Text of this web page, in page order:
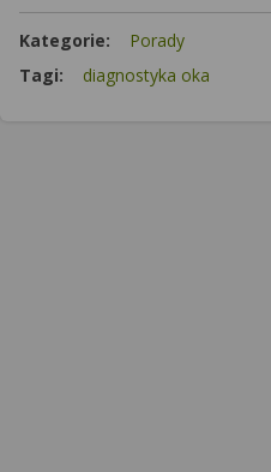
Kategorie:
Porady
Tagi:
diagnostyka oka